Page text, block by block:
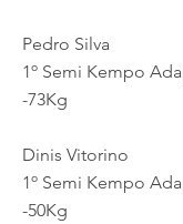
Pedro Silva
1º Semi Kempo
-73Kg
Dinis Vitorino
1º Semi Kempo
-50Kg